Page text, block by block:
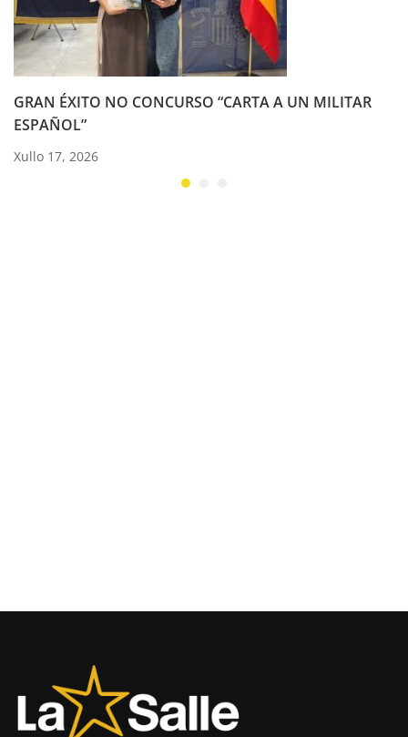
GRAN ÉXITO NO CONCURSO “CARTA A UN MILITAR
ESPAÑOL”
Xullo 17, 2026